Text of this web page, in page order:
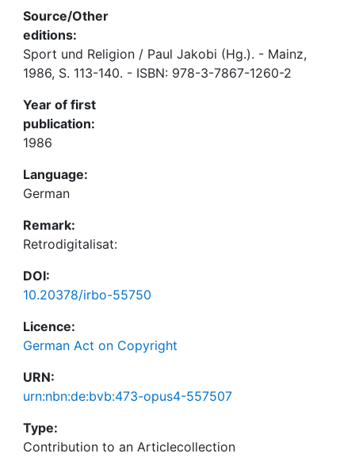
Source/Other
editions:
Sport und Religion / Paul Jakobi (Hg.). - Mainz,
1986, S. 113-140. - ISBN: 978-3-7867-1260-2
Year of first
publication:
1986
Language:
German
Remark:
Retrodigitalisat:
DOI:
10.20378/irbo-55750
Licence:
German Act on Copyright
URN:
urn:nbn:de:bvb:473-opus4-557507
Type:
Contribution to an Articlecollection